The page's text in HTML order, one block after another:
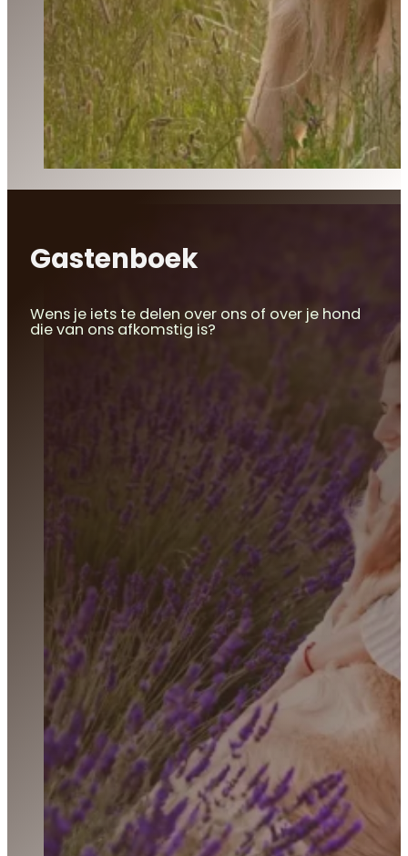
Gastenboek
Wens je iets te delen over ons of over je hond
die van ons afkomstig is?